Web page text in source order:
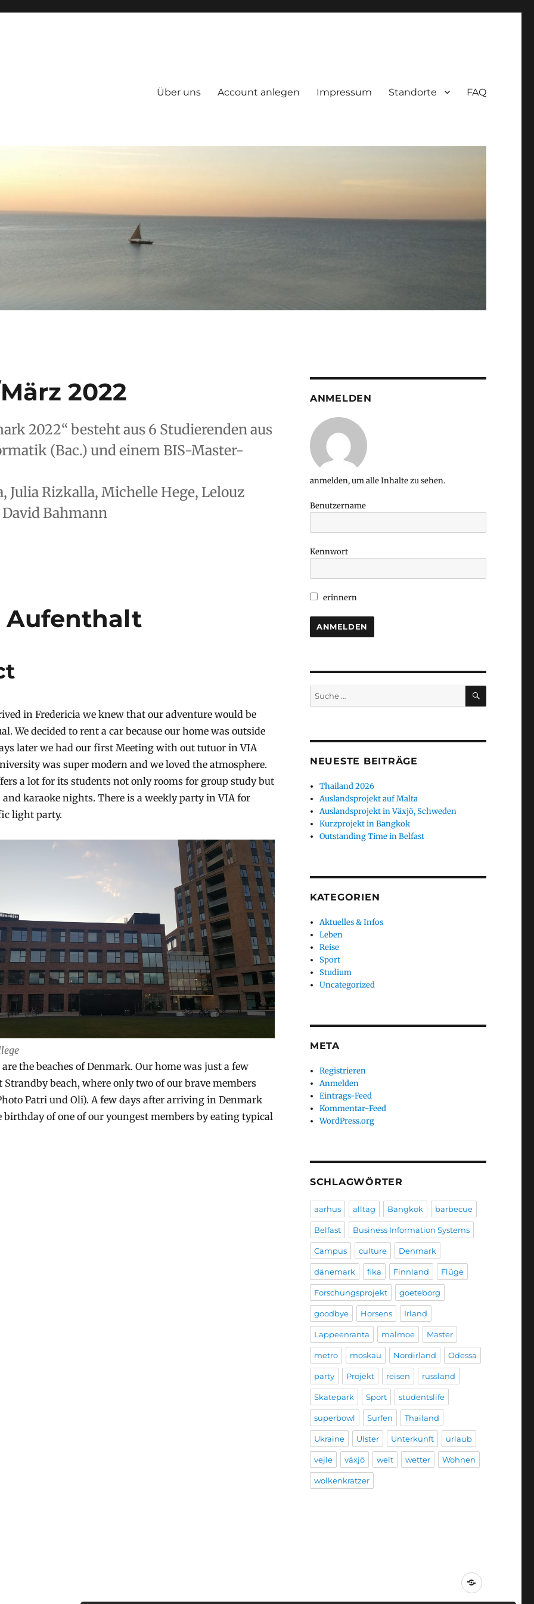
Über uns Account anlegen Impressum Standorte FAQ
2022
2022“ besteht aus 6 Studierenden aus
(Bac.) und einem BIS-Master-
Julia Rizkalla, Michelle Hege, Lelouz
Bahmann
Aufenthalt
in Fredericia we knew that our adventure would be
We decided to rent a car because our home was outside
later we had our first Meeting with out tutuor in VIA
was super modern and we loved the atmosphere.
a lot for its students not only rooms for group study but
and karaoke nights. There is a weekly party in VIA for
light party.
the beaches of Denmark. Our home was just a few
beach, where only two of our brave members
Patri und Oli). A few days after arriving in Denmark
birthday of one of our youngest members by eating typical
ANMELDEN
anmelden, um alle Inhalte zu sehen.
Benutzername
Kennwort
erinnern
Suche
nach:
SUCHEN
NEUESTE BEITRÄGE
Thailand 2026
Auslandsprojekt auf Malta
Auslandsprojekt in Växjö, Schweden
Kurzprojekt in Bangkok
Outstanding Time in Belfast
KATEGORIEN
Aktuelles & Infos
Leben
Reise
Sport
Studium
Uncategorized
META
Registrieren
Anmelden
Eintrags-Feed
Kommentar-Feed
WordPress.org
SCHLAGWÖRTER
aarhus alltag Bangkok barbecue
Belfast Business Information Systems
Campus culture Denmark
dänemark fika Finnland Flüge
Forschungsprojekt goeteborg
goodbye Horsens Irland
Lappeenranta malmoe Master
metro moskau Nordirland Odessa
party Projekt reisen russland
Skatepark Sport studentslife
superbowl Surfen Thailand
Ukraine Ulster Unterkunft urlaub
vejle växjö welt wetter Wohnen
wolkenkratzer
Impressum